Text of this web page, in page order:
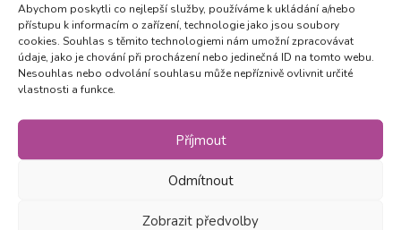
Abychom poskytli co nejlepší služby, používáme k ukládání a/nebo
přístupu k informacím o zařízení, technologie jako jsou soubory
cookies. Souhlas s těmito technologiemi nám umožní zpracovávat
údaje, jako je chování při procházení nebo jedinečná ID na tomto webu.
Nesouhlas nebo odvolání souhlasu může nepříznivě ovlivnit určité
vlastnosti a funkce.
Příjmout
Odmítnout
Zobrazit předvolby
Zůstaňte v obraze
Odebírejte novinky a mějte přehled o všech našich